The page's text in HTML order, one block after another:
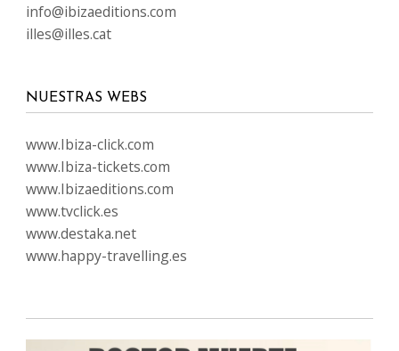
info@ibizaeditions.com
illes@illes.cat
NUESTRAS WEBS
www.Ibiza-click.com
www.Ibiza-tickets.com
www.Ibizaeditions.com
www.tvclick.es
www.destaka.net
www.happy-travelling.es